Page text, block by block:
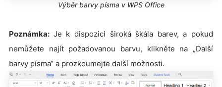
Výběr barvy písma v WPS Office
Poznámka: Je k dispozici široká škála barev, a pokud
nemůžete najít požadovanou barvu, klikněte na „Další
barvy písma“ a prozkoumejte další možnosti.